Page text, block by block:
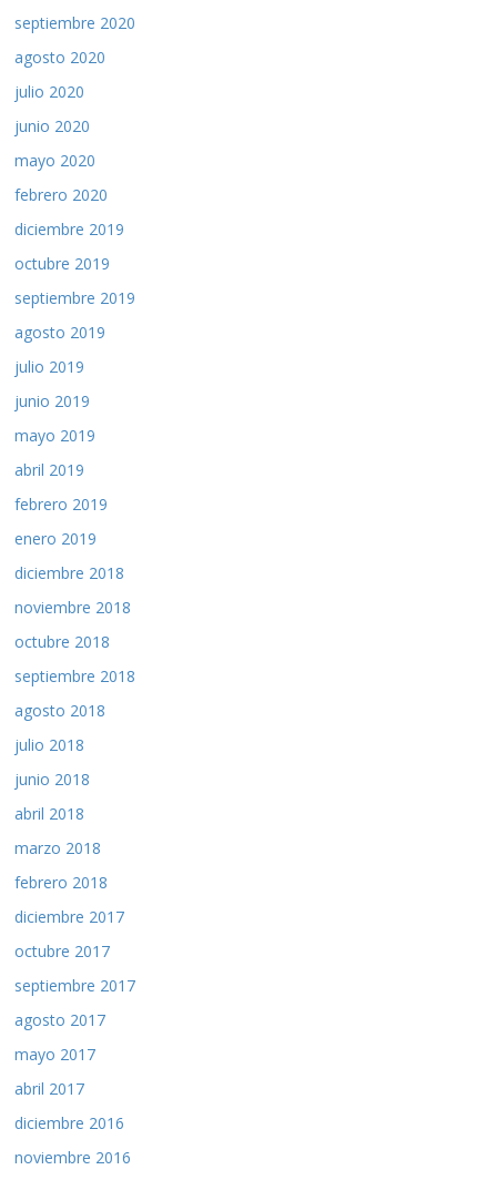
septiembre 2020
agosto 2020
julio 2020
junio 2020
mayo 2020
febrero 2020
diciembre 2019
octubre 2019
septiembre 2019
agosto 2019
julio 2019
junio 2019
mayo 2019
abril 2019
febrero 2019
enero 2019
diciembre 2018
noviembre 2018
octubre 2018
septiembre 2018
agosto 2018
julio 2018
junio 2018
abril 2018
marzo 2018
febrero 2018
diciembre 2017
octubre 2017
septiembre 2017
agosto 2017
mayo 2017
abril 2017
diciembre 2016
noviembre 2016